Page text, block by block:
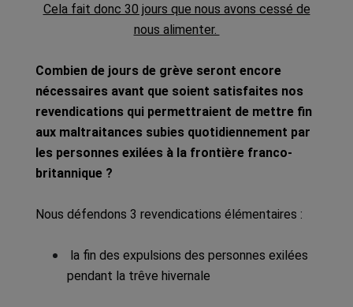
Cela fait donc 30 jours que nous avons cessé de
nous alimenter.
Combien de jours de grève seront encore
nécessaires avant que soient satisfaites nos
revendications qui permettraient de mettre fin
aux maltraitances subies quotidiennement par
les personnes exilées à la frontière franco-
britannique ?
Nous défendons 3 revendications élémentaires :
la fin des expulsions des personnes exilées
pendant la trêve hivernale